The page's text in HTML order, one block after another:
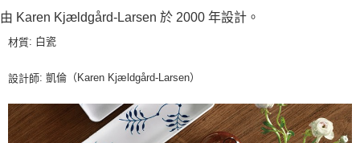
由 Karen Kjældgård-Larsen 於 2000 年設計。
材質: 白瓷
設計師: 凱倫（Karen Kjældgård-Larsen）